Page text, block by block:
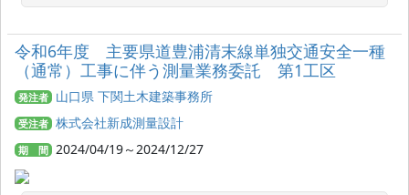
令和6年度 主要県道豊浦清末線単独交通安全一種
（通常）工事に伴う測量業務委託 第1工区
発注者 山口県 下関土木建築事務所
受注者 株式会社新成測量設計
期 間 2024/04/19～2024/12/27